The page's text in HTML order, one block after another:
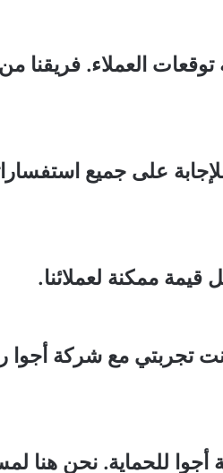
العملاء. فريقنا من
على جميع
ممكنة لعملائنا.
تجربتي مع شركة أجوا
للحماية. نحن هنا